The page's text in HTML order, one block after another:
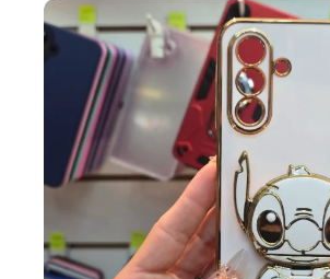
Las
opciones
se
pueden
elegir
en
la
página
de
producto